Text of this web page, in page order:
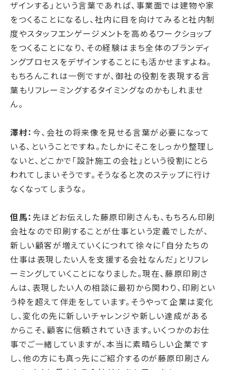
ザインする」という言葉であれば、事業面では建物や家
をつくることになるし、社内に目を向けてみると社内制
度やスタッフエンゲージメントを高めるワークショップ
をつくることになり、その経験はまち全体のブランディ
ングプロセスをデザインすることにも活かせますよね。
もちろんこれは一例ですが、御社の役割を表現する言
葉もリフレーミングするタイミングなのかもしれませ
ん。
澤村： 今、会社の将来像を見せる言葉が必要になって
いる、ということですね。たしかにそこをしっかり整理し
ないと、どこかで「設計施工の会社」という役割にとら
われてしまいそうです。そうなると次のステップに行け
なくなってしまうな。
但馬： 先ほどお伝えした藤原印刷さんも、もちろん印刷
会社なので印刷することが仕事という定義でしたが、
新しい顧客が増えていくにつれて徐々に「自分たちの
仕事は表現したい人を支援する会社なんだ」とリフレ
ーミングしていくことになりました。現在、藤原印刷さ
んは、表現したい人の相談に最初から関わり、印刷とい
う枠を超えて伴走をしています。そうやって企業は変化
し、変化の先に新しいチャレンジや新しい達成がある
からこそ、顧客に信頼されていきます。いくつかのお仕
事でご一緒していますが、本当に素晴らしい企業です
し、他の方にも真っ先にご紹介するのが藤原印刷さん